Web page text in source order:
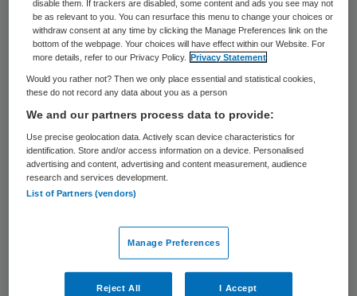
In juli 2014 stelde het gemeentebestuur de
subsidie voor Brijder over het jaar 2012
vast op een bedrag van ruim Euro 2,5
miljoen. Dat bedrag was met bijna Euro
105.000 gekort, omdat enkele bestuurders
van Parnassia Groep B.V., waaraan Brijder
verbonden is, topsalarissen hadden
ontvangen.
Omdat het Haagse gemeentebestuur de
subsidie om deze reden niet mocht korten,
Afdeling bestuursrechtspraak van
disable them. If trackers are disabled, some content and ads you see may not
be as relevant to you. You can resurface this menu to change your choices or
withdraw consent at any time by clicking the Manage Preferences link on the
bottom of the webpage. Your choices will have effect within our Website. For
more details, refer to our Privacy Policy.
Privacy Statement
Would you rather not? Then we only place essential and statistical cookies,
these do not record any data about you as a person
We and our partners process data to provide:
Use precise geolocation data. Actively scan device characteristics for
identification. Store and/or access information on a device. Personalised
advertising and content, advertising and content measurement, audience
research and services development.
List of Partners (vendors)
Manage Preferences
Reject All I Accept